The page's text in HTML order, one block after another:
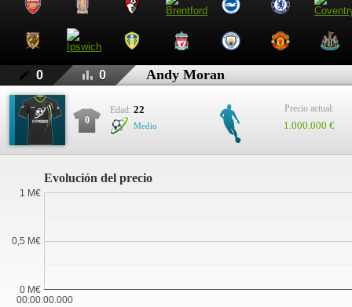
0 0 Andy Moran
0
Edad: 22
Medio
Precio actual:
1.000.000 €
Evolución del precio
00:00:00.000
0 M€
0,5 M€
1 M€